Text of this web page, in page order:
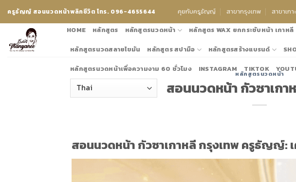
content
ครูธัญญ์ สอนนวดหน้าพลิกชีวิต โทร. 096-4655644 คุยกับครูธัญญ์ สาขากรุงเทพ สาขาเกา
HOME
หลักสูตร หลักสูตรนวดหน้า หลักสูตร WAX ยกกระชับหน้า เกาหลี
หลักสูตรนวดสลายไขมัน หลักสูตร สปามือ หลักสูตรสร้างแบรนด์
หลักสูตรนวดหน้าเพื่อความงาม 60 ชั่วโมง INSTAGRAM TIKTOK
หลักสูตรนวดหน้า
สอนนวดหน้า กัวซาเกา
สอนนวดหน้า กัวซาเกาหลี กรุงเทพ ครูธัญญ์: